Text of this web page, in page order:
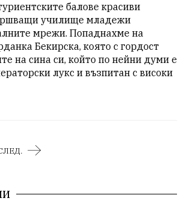
балове красиви
училище младежи
мрежи. Попаднахме на
Бекирска, която с гордост
на сина си, който по нейни думи е
лукс и възпитан с високи